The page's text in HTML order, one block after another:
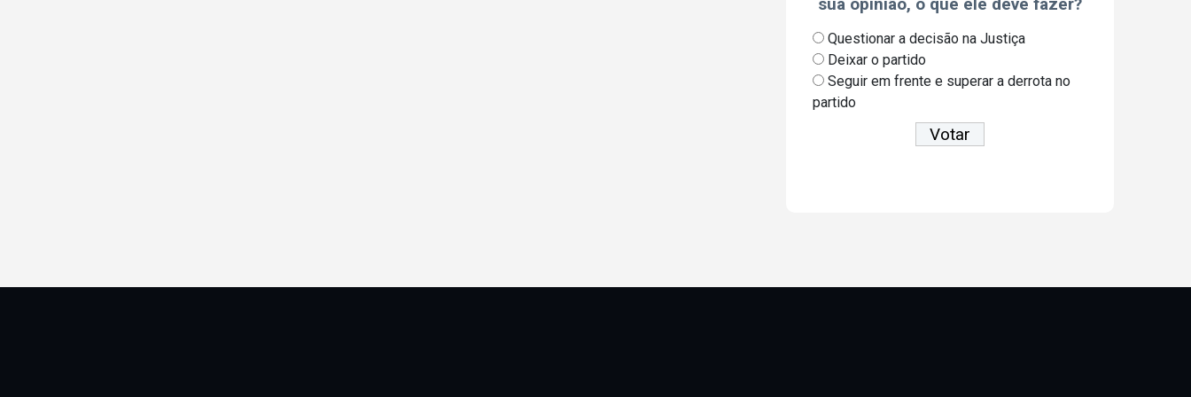
sua opinião, o que ele deve fazer?
Questionar a decisão na Justiça
Deixar o partido
Seguir em frente e superar a derrota no
partido